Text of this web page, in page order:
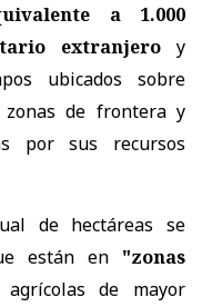
a 1.000
extranjero y
ubicados sobre
zonas de frontera y
por sus recursos
de hectáreas se
están en "zonas
de mayor